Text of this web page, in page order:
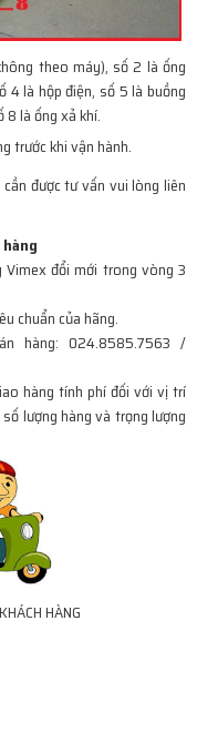
theo máy), số 2 là ống
4 là hộp điện, số 5 là buồng
8 là ống xả khí.
trước khi vận hành.
được tư vấn vui lòng liên
đổi mới trong vòng 3
chuẩn của hãng.
hàng: 024.8585.7563 /
hàng tính phí đối với vị trí
lượng hàng và trọng lượng
HÀNG